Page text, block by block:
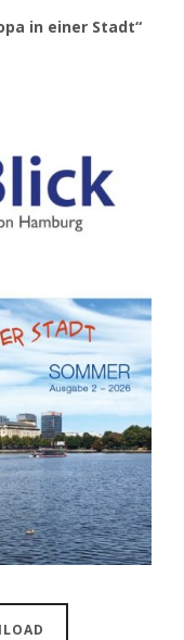
in einer Stadt“